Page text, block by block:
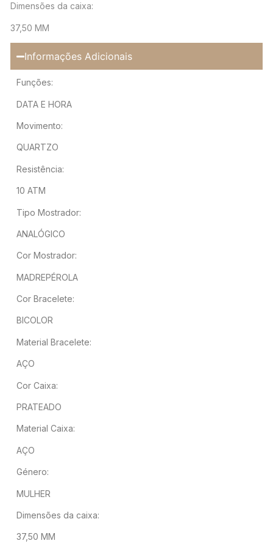
Dimensões da caixa:
37,50 MM
Informações Adicionais
Funções:
DATA E HORA
Movimento:
QUARTZO
Resistência:
10 ATM
Tipo Mostrador:
ANALÓGICO
Cor Mostrador:
MADREPÉROLA
Cor Bracelete:
BICOLOR
Material Bracelete:
AÇO
Cor Caixa:
PRATEADO
Material Caixa:
AÇO
Género:
MULHER
Dimensões da caixa:
37,50 MM